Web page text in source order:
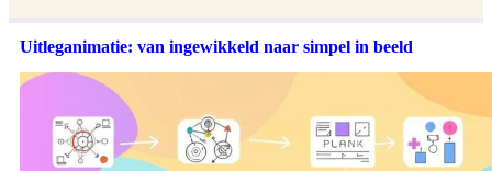
Uitleganimatie: van ingewikkeld naar simpel in beeld